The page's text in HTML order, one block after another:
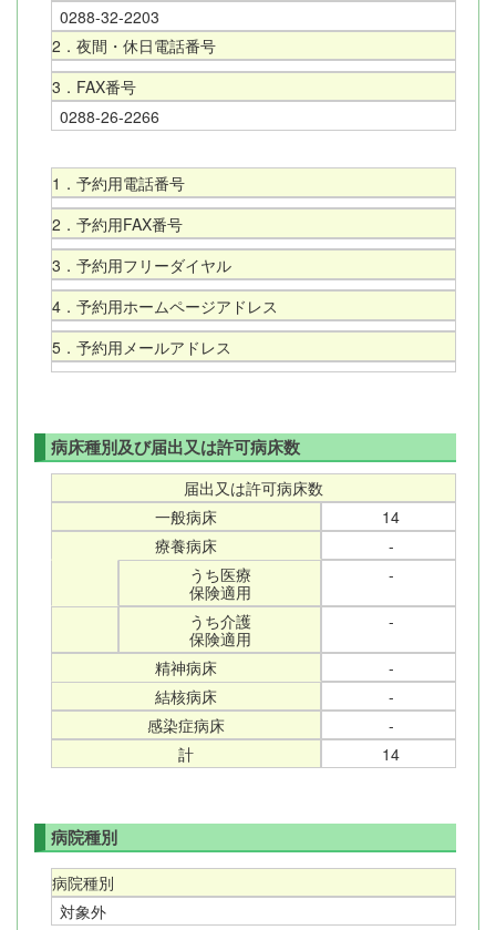
0288-32-2203
2．夜間・休日電話番号
3．FAX番号
0288-26-2266
1．予約用電話番号
2．予約用FAX番号
3．予約用フリーダイヤル
4．予約用ホームページアドレス
5．予約用メールアドレス
病床種別及び届出又は許可病床数
届出又は許可病床数
一般病床
14
療養病床
-
うち医療
保険適用
-
うち介護
保険適用
-
精神病床
-
結核病床
-
感染症病床
-
計
14
病院種別
病院種別
対象外